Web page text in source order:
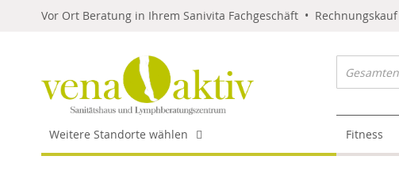
Vor Ort Beratung in Ihrem Sanivita Fachgeschäft •
Weitere Standorte wählen Fitness